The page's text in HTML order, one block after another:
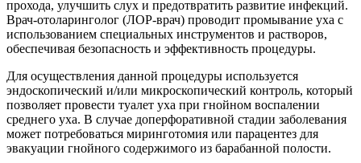
прохода, улучшить слух и предотвратить развитие инфекций.
Врач-отоларинголог (ЛОР-врач) проводит промывание уха с
использованием специальных инструментов и растворов,
обеспечивая безопасность и эффективность процедуры.
Для осуществления данной процедуры используется
эндоскопический и/или микроскопический контроль, который
позволяет провести туалет уха при гнойном воспалении
среднего уха. В случае доперфоративной стадии заболевания
может потребоваться миринготомия или парацентез для
эвакуации гнойного содержимого из барабанной полости.